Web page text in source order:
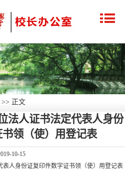
>> 正文
法人证书法定代表人身份
领（使）用登记表
10-15
人身份证复印件数字证书领（使）用登记表